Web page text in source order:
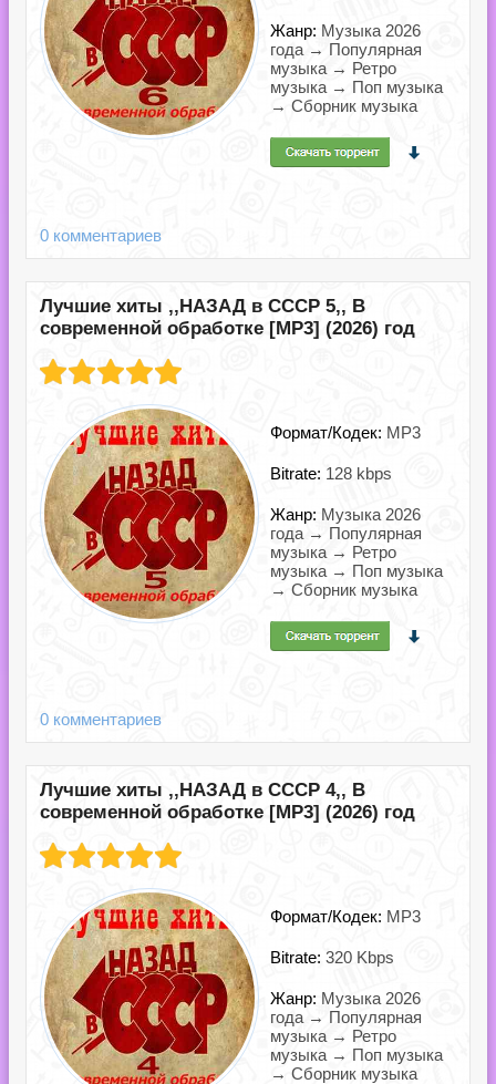
Жанр: Музыка 2026
года → Популярная
музыка → Ретро
музыка → Поп музыка
→ Сборник музыка
0 комментариев
Лучшие хиты ,,НАЗАД в СССР 5,, В
современной обработке [MP3] (2026) год
Формат/Кодек: MP3
Bitrate: 128 kbps
Жанр: Музыка 2026
года → Популярная
музыка → Ретро
музыка → Поп музыка
→ Сборник музыка
0 комментариев
Лучшие хиты ,,НАЗАД в СССР 4,, В
современной обработке [MP3] (2026) год
Формат/Кодек: MP3
Bitrate: 320 Kbps
Жанр: Музыка 2026
года → Популярная
музыка → Ретро
музыка → Поп музыка
→ Сборник музыка